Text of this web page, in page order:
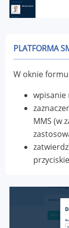
PLATFORMA
W oknie
wpisanie
MMS (w